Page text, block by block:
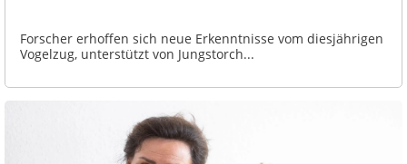
Forscher erhoffen sich neue Erkenntnisse vom diesjährigen
Vogelzug, unterstützt von Jungstorch...